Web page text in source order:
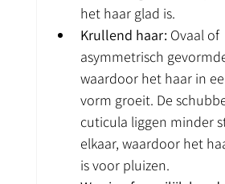
het haar glad is.
Krullend haar: Ovaal of
asymmetrisch
waardoor het haar in
vorm groeit. De
cuticula liggen minder
elkaar, waardoor het
is voor pluizen.